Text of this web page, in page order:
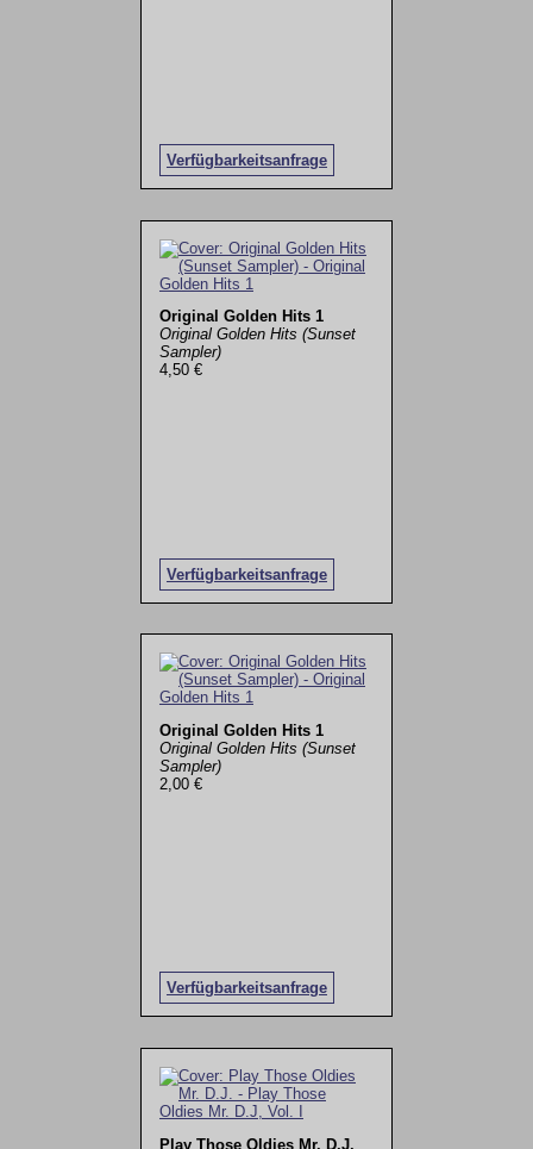
Verfügbarkeitsanfrage
Original Golden Hits 1
Original Golden Hits (Sunset
Sampler)
4,50 €
Verfügbarkeitsanfrage
Original Golden Hits 1
Original Golden Hits (Sunset
Sampler)
2,00 €
Verfügbarkeitsanfrage
Play Those Oldies Mr. D.J,